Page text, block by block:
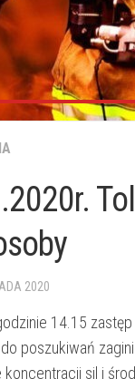
2020
14.15
poszukiwań
sil i